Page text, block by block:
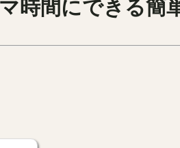
時間にできる簡